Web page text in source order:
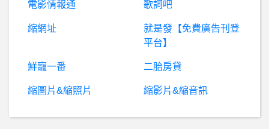
電影情報通 歌詞吧
縮網址
就是發【免費廣告刊登
平台】
鮮寵一番 二胎房貸
縮圖片&縮照片 縮影片&縮音訊